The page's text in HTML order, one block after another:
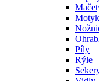
Píly
Rýle